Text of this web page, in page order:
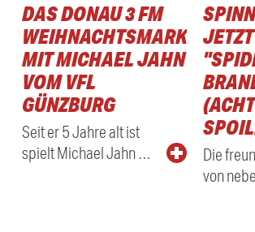
DAS DONAU 3 FM
WEIHNACHTSMARKTRADIO
MIT MICHAEL JAHN
VOM VFL
GÜNZBURG
Seit er 5 Jahre alt ist
spielt Michael Jahn …
Die
von